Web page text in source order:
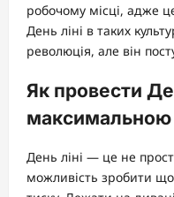
робочому місці, адже
День ліні в таких
революція, але він
Як провести
максимальною
День ліні — це не
можливість зробити